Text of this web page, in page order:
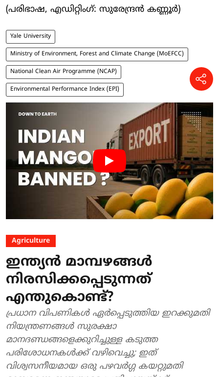
(പരിഭാഷ, എഡിറ്റിംഗ്: സുരേന്ദ്രൻ കണ്ണൂർ)
Yale University
Ministry of Environment, Forest and Climate Change (MoEFCC)
National Clean Air Programme (NCAP)
Environmental Performance Index (EPI)
Agriculture
ഇന്ത്യൻ മാമ്പഴങ്ങൾ
നിരസിക്കപ്പെടുന്നത്
എന്തുകൊണ്ട്?
പ്രധാന വിപണികൾ ഏർപ്പെടുത്തിയ ഇറക്കുമതി
നിയന്ത്രണങ്ങൾ സുരക്ഷാ
മാനദണ്ഡങ്ങളെക്കുറിച്ചുള്ള കടുത്ത
പരിശോധനകൾക്ക് വഴിവെച്ചു; ഇത്
വിശ്വസനീയമായ ഒരു പഴവർഗ്ഗ കയറ്റുമതി